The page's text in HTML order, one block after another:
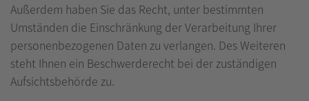
Außerdem haben Sie das Recht, unter bestimmten
Umständen die Einschränkung der Verarbeitung Ihrer
personenbezogenen Daten zu verlangen. Des Weiteren
steht Ihnen ein Beschwerderecht bei der zuständigen
Aufsichtsbehörde zu.